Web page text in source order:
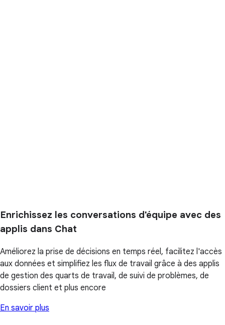
Enrichissez les conversations d'équipe avec des
applis dans Chat
Améliorez la prise de décisions en temps réel, facilitez l'accès
aux données et simplifiez les flux de travail grâce à des applis
de gestion des quarts de travail, de suivi de problèmes, de
dossiers client et plus encore
En savoir plus